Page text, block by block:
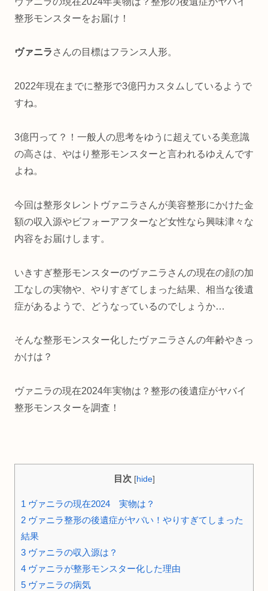
整形モンスターをお届け！
ヴァニラ さんの目標はフランス人形。
2022年現在までに整形で3億円カスタムしているようで
すね。
3億円って？！一般人の思考をゆうに超えている美意識
の高さは、やはり整形モンスターと言われるゆえんです
よね。
今回は整形タレントヴァニラさんが美容整形にかけた金
額の収入源やビフォーアフターなど女性なら興味津々な
内容をお届けします。
いきすぎ整形モンスターのヴァニラさんの現在の顔の加
工なしの実物や、やりすぎてしまった結果、相当な後遺
症があるようで、どうなっているのでしょうか…
そんな整形モンスター化したヴァニラさんの年齢やきっ
かけは？
ヴァニラの現在2024年実物は？整形の後遺症がヤバイ
整形モンスターを調査！
目次 [hide]
1 ヴァニラの現在2024 実物は？
2 ヴァニラ整形の後遺症がヤバい！やりすぎてしまった
結果
3 ヴァニラの収入源は？
4 ヴァニラが整形モンスター化した理由
5 ヴァニラの病気